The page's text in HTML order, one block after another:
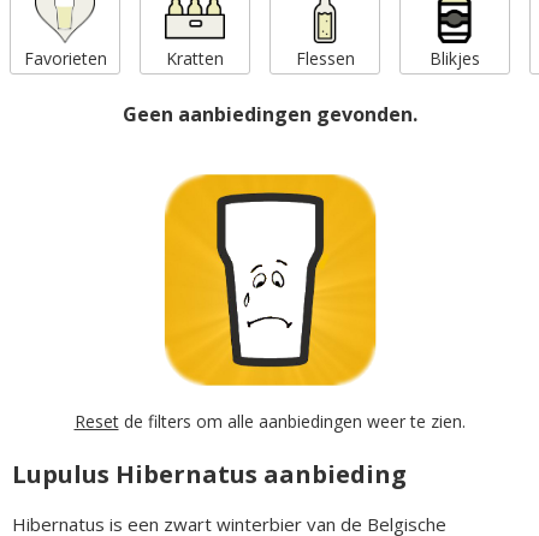
Favorieten Kratten Flessen Blikjes
Geen aanbiedingen gevonden.
Resetde filters om alle aanbiedingen weer te zien.
Lupulus Hibernatus aanbieding
Hibernatus is een zwart winterbier van de Belgische